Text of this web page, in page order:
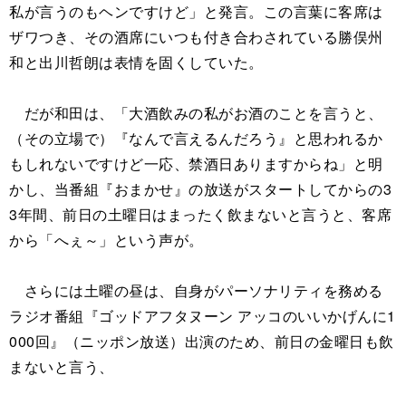
私が言うのもヘンですけど」と発言。この言葉に客席は
ザワつき、その酒席にいつも付き合わされている勝俣州
和と出川哲朗は表情を固くしていた。
だが和田は、「大酒飲みの私がお酒のことを言うと、
（その立場で）『なんで言えるんだろう』と思われるか
もしれないですけど一応、禁酒日ありますからね」と明
かし、当番組『おまかせ』の放送がスタートしてからの3
3年間、前日の土曜日はまったく飲まないと言うと、客席
から「へぇ～」という声が。
さらには土曜の昼は、自身がパーソナリティを務める
ラジオ番組『ゴッドアフタヌーン アッコのいいかげんに1
000回』（ニッポン放送）出演のため、前日の金曜日も飲
まないと言う、